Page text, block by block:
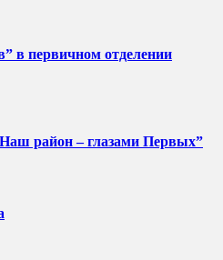
в первичном отделении
район – глазами Первых”